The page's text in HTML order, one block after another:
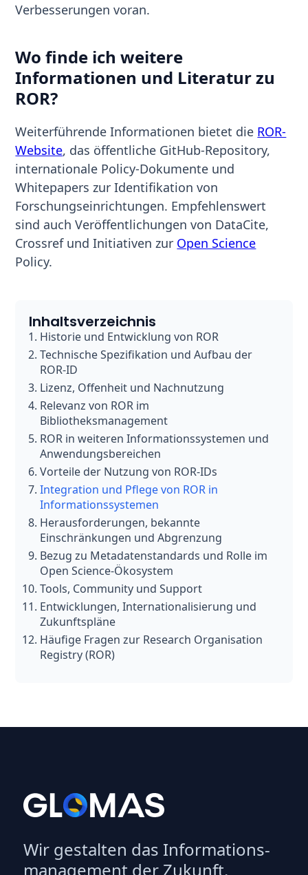
Verbesserungen voran.
Wo finde ich weitere
Informationen und Literatur zu
ROR?
Weiterführende Informationen bietet die ROR-
Website, das öffentliche GitHub-Repository,
internationale Policy-Dokumente und
Whitepapers zur Identifikation von
Forschungseinrichtungen. Empfehlenswert
sind auch Veröffentlichungen von DataCite,
Crossref und Initiativen zur Open Science
Policy.
Inhaltsverzeichnis
Historie und Entwicklung von ROR
Technische Spezifikation und Aufbau der
ROR-ID
Lizenz, Offenheit und Nachnutzung
Relevanz von ROR im
Bibliotheksmanagement
ROR in weiteren Informationssystemen und
Anwendungsbereichen
Vorteile der Nutzung von ROR-IDs
Integration und Pflege von ROR in
Informationssystemen
Herausforderungen, bekannte
Einschränkungen und Abgrenzung
Bezug zu Metadatenstandards und Rolle im
Open Science-Ökosystem
Tools, Community und Support
Entwicklungen, Internationalisierung und
Zukunftspläne
Häufige Fragen zur Research Organisation
Registry (ROR)
Wir gestalten das Informations­
management der Zukunft.